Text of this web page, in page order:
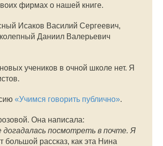
фирмах о нашей книге.
Исаков Василий Сергеевич,
Даниил Валерьевич
учеников в очной школе нет. Я
«Учимся говорить публично».
Она написала:
посмотреть в почте. Я
большой рассказ, как эта Нина